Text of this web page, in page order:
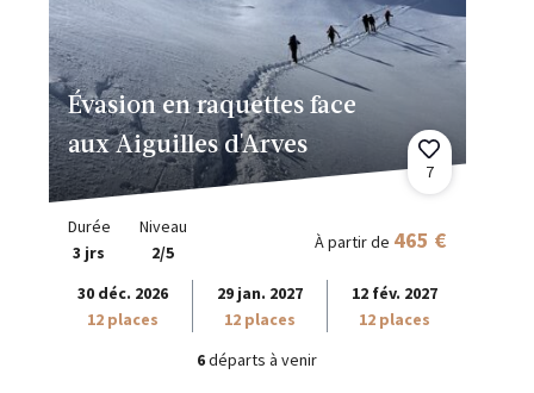
Évasion en raquettes face
aux Aiguilles d'Arves
7
Durée
3 jrs
Niveau
2/5
À partir de 465 €
30 déc. 2026
12 places
29 jan. 2027
12 places
12 fév. 2027
12 places
6départs à venir